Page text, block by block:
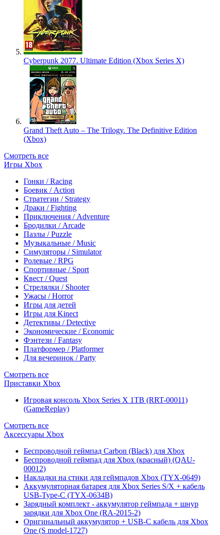
Cyberpunk 2077. Ultimate Edition (Xbox Series X)
Grand Theft Auto – The Trilogy. The Definitive Edition
(Xbox)
Смотреть все
Игры Xbox
Гонки / Racing
Боевик / Action
Стратегии / Strategy
Драки / Fighting
Приключения / Adventure
Бродилки / Arcade
Пазлы / Puzzle
Музыкальные / Music
Симуляторы / Simulator
Ролевые / RPG
Спортивные / Sport
Квест / Quest
Стрелялки / Shooter
Ужасы / Horror
Игры для детей
Игры для Kinect
Детективы / Detective
Экономические / Economic
Фэнтези / Fantasy
Платформер / Platformer
Для вечеринок / Party
Смотреть все
Приставки Xbox
Игровая консоль Xbox Series X 1TB (RRT-00011)
(GameReplay)
Смотреть все
Аксессуары Xbox
Беспроводной геймпад Carbon (Black) для Xbox
Беспроводной геймпад для Xbox (красный) (QAU-
00012)
Накладки на стики для геймпадов Xbox (TYX-0649)
Аккумуляторная батарея для Xbox Series S/X + кабель
USB-Type-C (TYX-0634B)
Зарядный комплект - аккумулятор геймпада + шнур
зарядки для Xbox One (RA-2015-2)
Оригинальный аккумулятор + USB-C кабель для Xbox
One (S model-1727)